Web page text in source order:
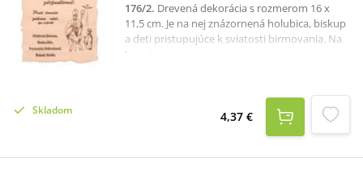
176/2. Drevená dekorácia s rozmerom 16 x
11,5 cm. Je na nej znázornená holubica, biskup
a deti pristupujúce k sviatosti birmovania. Na
tabuľke je uvedený biblický citát: Ovocie Ducha
tomuto zákona niet. Gal 5,22-23Nižšie sú
napísané dary Ducha Svätého: múdrosť,
rozum, rada, sila, poznanie, nábožnosť, bázeň
byť peknou pripomienkou na deň birmovky,
Skladom 4,37 €